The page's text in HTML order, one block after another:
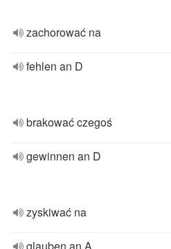
zachorować na
fehlen an D
brakować czegoś
gewinnen an D
zyskiwać na